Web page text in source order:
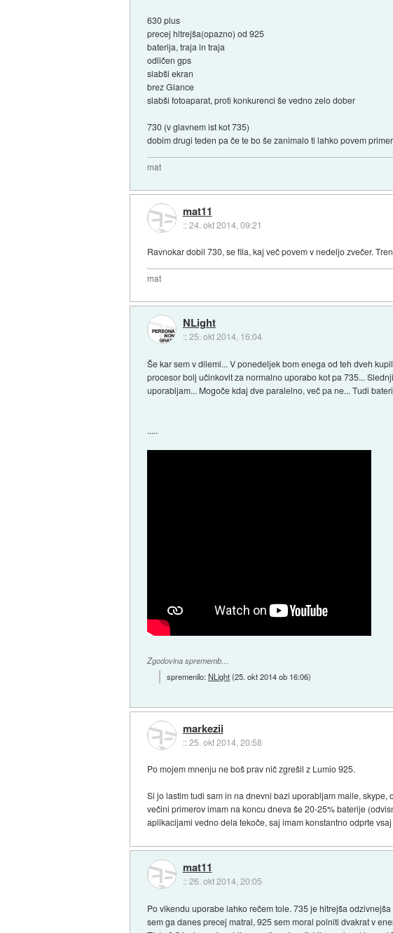
630 plus
precej hitrejša(opazno) od 925
baterija, traja in traja
odličen gps
slabši ekran
brez Glance
slabši fotoaparat, proti konkurenci še vedno zelo dober
730 (v glavnem ist kot 735)
dobim drugi teden pa če te bo še zanimalo ti lahko povem
mat
mat11
::24. okt 2014, 09:21
Ravnokar dobil 730, se fila, kaj več povem v nedeljo zvečer.
mat
NLight
::25. okt 2014, 16:04
Še kar sem v dilemi... V ponedeljek bom enega od teh dveh
procesor bolj učinkovit za normalno uporabo kot pa 735...
uporabljam... Mogoče kdaj dve paralelno, več pa ne... Tudi
.....
Zgodovina sprememb…
spremenilo:NLight(25. okt 2014 ob 16:06)
markezii
::25. okt 2014, 20:58
Po mojem mnenju ne boš prav nič zgrešil z Lumio 925.
Si jo lastim tudi sam in na dnevni bazi uporabljam maile,
večini primerov imam na koncu dneva še 20-25% baterije
aplikacijami vedno dela tekoče, saj imam konstantno odprte
mat11
::26. okt 2014, 20:05
Po vikendu uporabe lahko rečem tole. 735 je hitrejša
sem ga danes precej matral, 925 sem moral polniti dvakrat v